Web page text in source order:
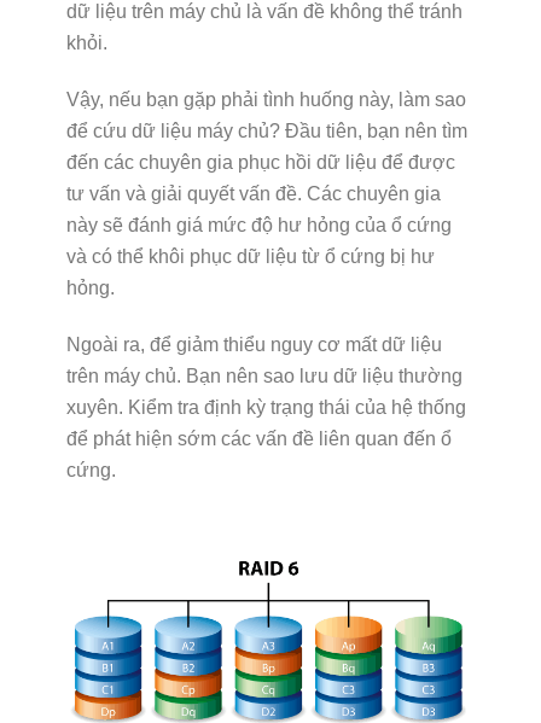
dữ liệu trên máy chủ là vấn đề không thể tránh
khỏi.
Vậy, nếu bạn gặp phải tình huống này, làm sao
để cứu dữ liệu máy chủ? Đầu tiên, bạn nên tìm
đến các chuyên gia phục hồi dữ liệu để được
tư vấn và giải quyết vấn đề. Các chuyên gia
này sẽ đánh giá mức độ hư hỏng của ổ cứng
và có thể khôi phục dữ liệu từ ổ cứng bị hư
hỏng.
Ngoài ra, để giảm thiểu nguy cơ mất dữ liệu
trên máy chủ. Bạn nên sao lưu dữ liệu thường
xuyên. Kiểm tra định kỳ trạng thái của hệ thống
để phát hiện sớm các vấn đề liên quan đến ổ
cứng.